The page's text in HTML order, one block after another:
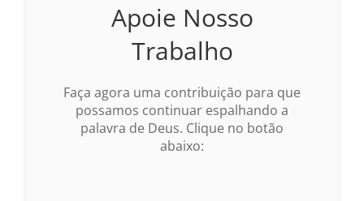
Apoie Nosso
Trabalho
Faça agora uma contribuição para que
possamos continuar espalhando a
palavra de Deus. Clique no botão
abaixo: